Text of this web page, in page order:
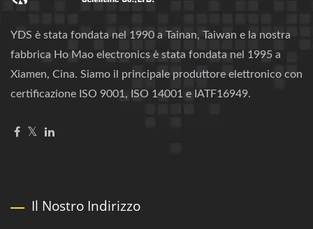
YDS è stata fondata nel 1990 a Tainan, Taiwan e la nostra
fabbrica Ho Mao electronics è stata fondata nel 1995 a
Xiamen, Cina. Siamo il principale produttore elettronico con
certificazione ISO 9001, ISO 14001 e IATF16949.
Il Nostro Indirizzo